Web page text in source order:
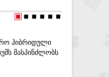
ᲰᲘᲑᲠᲘᲓᲣᲚᲘ
ᲛᲐᲡᲞᲘᲜᲫᲚᲝᲑᲡ